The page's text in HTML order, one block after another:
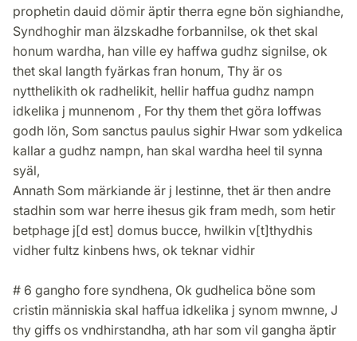
prophetin dauid dömir äptir therra egne bön sighiandhe,
Syndhoghir man älzskadhe forbannilse, ok thet skal
honum wardha, han ville ey haffwa gudhz signilse, ok
thet skal langth fyärkas fran honum, Thy är os
nytthelikith ok radhelikit, hellir haffua gudhz nampn
idkelika j munnenom , For thy them thet göra loffwas
godh lön, Som sanctus paulus sighir Hwar som ydkelica
kallar a gudhz nampn, han skal wardha heel til synna
syäl,
Annath Som märkiande är j lestinne, thet är then andre
stadhin som war herre ihesus gik fram medh, som hetir
betphage j[d est] domus bucce, hwilkin v[t]thydhis
vidher fultz kinbens hws, ok teknar vidhir
# 6 gangho fore syndhena, Ok gudhelica böne som
cristin människia skal haffua idkelika j synom mwnne, J
thy giffs os vndhirstandha, ath har som vil gangha äptir